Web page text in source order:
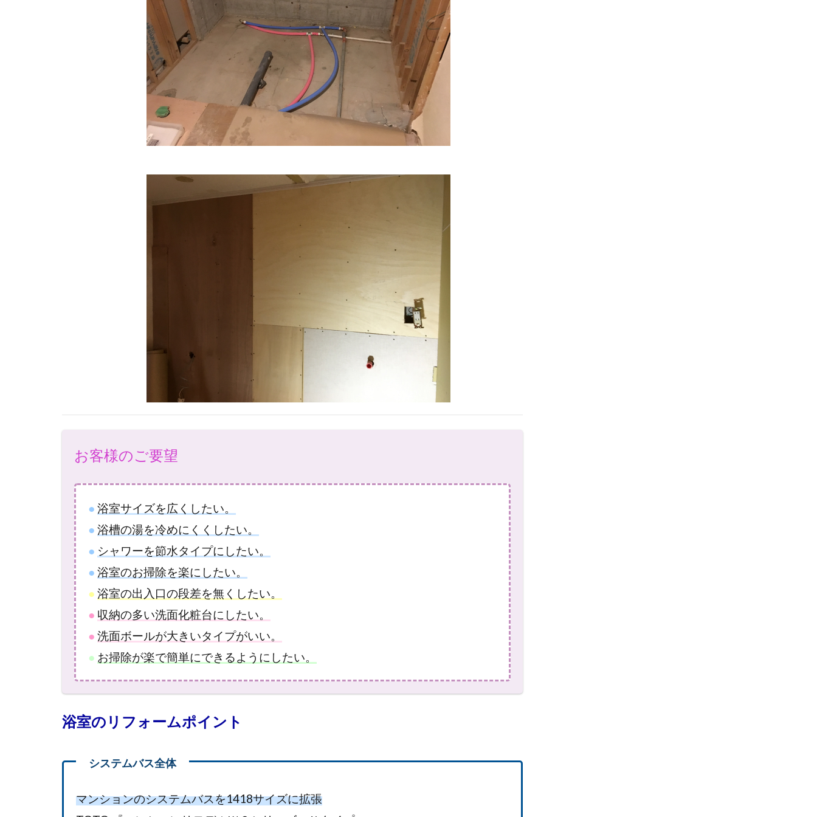
お客様のご要望
● 浴室サイズを広くしたい。
● 浴槽の湯を冷めにくくしたい。
● シャワーを節水タイプにしたい。
● 浴室のお掃除を楽にしたい。
● 浴室の出入口の段差を無くしたい。
● 収納の多い洗面化粧台にしたい。
● 洗面ボールが大きいタイプがいい。
● お掃除が楽で簡単にできるようにしたい。
浴室のリフォームポイント
マンションのシステムバスを1418サイズに拡張